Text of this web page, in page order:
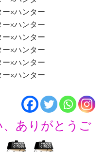
ありがとうご